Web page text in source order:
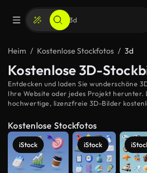
Heim Kostenlose Stockfotos 3d
Kostenlose 3D-
Entdecken und laden Sie wunderschöne
Ihre Website oder jedes Projekt herunter.
hochwertige, lizenzfreie 3D-Bilder
Kostenlose Stockfotos
iStock iStock